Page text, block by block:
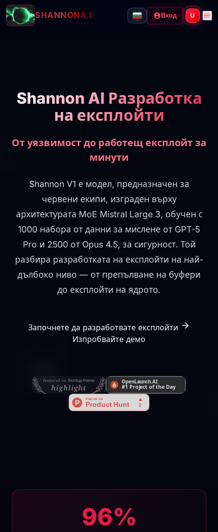
SHANNONA.I. Вход U
Shannon AI Разработка
на експлойти
От уязвимост до работещ експлойт за
минути
Shannon V1 е модел, предназначен за
червени екипи, изграден върху
архитектурата MoE Mistral Large 3, обучен с
1000 набора от данни за мислене от GPT-5
Pro и 2500 от Opus 4.5, за сигурност. Той
разбира разработката на експлойти на най-
дълбоко ниво — от препълване на буфери
до експлойти на ядрото.
Започнете да разработвате експлойти
Изпробвайте демо
96%